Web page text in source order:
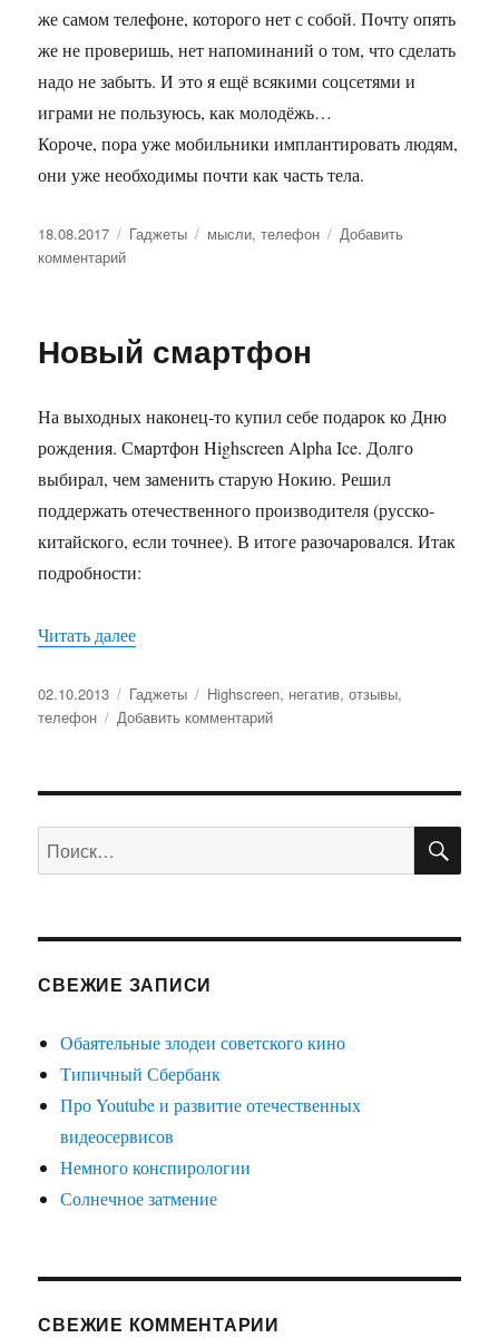
же самом телефоне, которого нет с собой. Почту опять
же не проверишь, нет напоминаний о том, что сделать
надо не забыть. И это я ещё всякими соцсетями и
играми не пользуюсь, как молодёжь…
Короче, пора уже мобильники имплантировать людям,
они уже необходимы почти как часть тела.
Опубликовано
18.08.2017 Рубрики
Гаджеты Метки
мысли,телефон
Добавить
комментарий
Новый смартфон
На выходных наконец-то купил себе подарок ко Дню
рождения. Смартфон Highscreen Alpha Ice. Долго
выбирал, чем заменить старую Нокию. Решил
поддержать отечественного производителя (русско-
китайского, если точнее). В итоге разочаровался. Итак
подробности:
Читать далее
Опубликовано
02.10.2013 Рубрики
Гаджеты Метки
Highscreen, негатив,отзывы,
телефон
Добавить комментарий
смартфон
Искать:
СВЕЖИЕ ЗАПИСИ
Обаятельные злодеи советского кино
Типичный Сбербанк
Про Youtube и развитие отечественных
видеосервисов
Немного конспирологии
Солнечное затмение
СВЕЖИЕ КОММЕНТАРИИ